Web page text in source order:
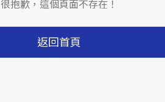
很抱歉，這個頁面不存在！
返回首頁